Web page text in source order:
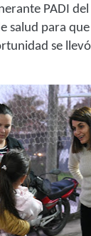
PADI
salud para
se